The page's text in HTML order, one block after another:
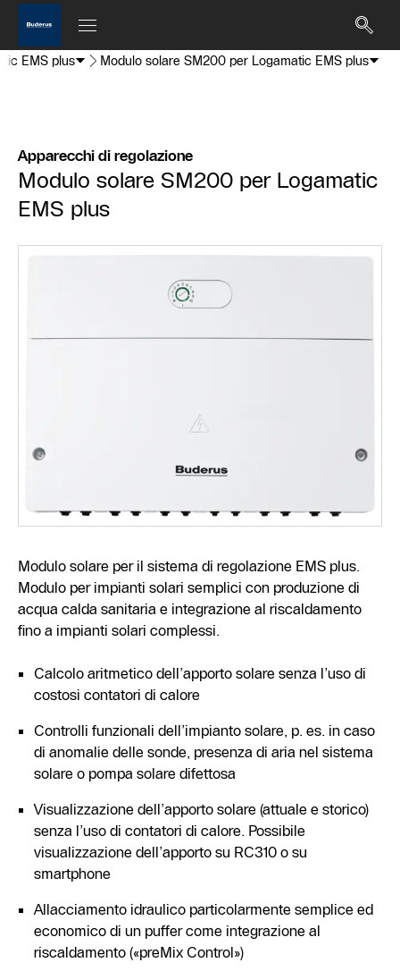
EMS plus Modulo solare SM200 per Logamatic EMS plus
Apparecchi di regolazione
Modulo solare SM200 per Logamatic
EMS plus
Modulo solare per il sistema di regolazione EMS plus.
Modulo per impianti solari semplici con produzione di
acqua calda sanitaria e integrazione al riscaldamento
fino a impianti solari complessi.
Calcolo aritmetico dell’apporto solare senza l’uso di
costosi contatori di calore
Controlli funzionali dell’impianto solare, p. es. in caso
di anomalie delle sonde, presenza di aria nel sistema
solare o pompa solare difettosa
Visualizzazione dell’apporto solare (attuale e storico)
senza l’uso di contatori di calore. Possibile
visualizzazione dell’apporto su RC310 o su
smartphone
Allacciamento idraulico particolarmente semplice ed
economico di un puffer come integrazione al
riscaldamento («preMix Control»)